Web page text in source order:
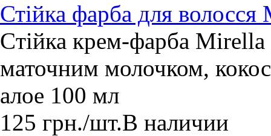
Стійка фарба для
Cтійка крем-фарба
маточним молочком,
алое 100 мл
125 грн./шт.В наличии